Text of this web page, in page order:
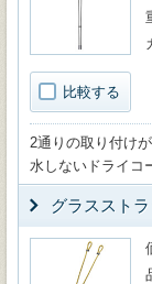
比較する
2通りの取り付け
水しないドライコ
グラススト